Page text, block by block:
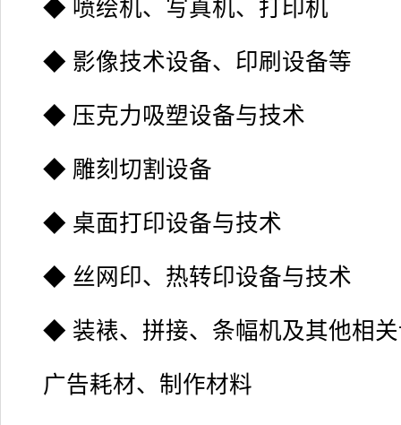
◆ 喷绘机、写真机、打印机
◆ 影像技术设备、印刷设备等
◆ 压克力吸塑设备与技术
◆ 雕刻切割设备
◆ 桌面打印设备与技术
◆ 丝网印、热转印设备与技术
◆ 装裱、拼接、条幅机及其他相
广告耗材、制作材料